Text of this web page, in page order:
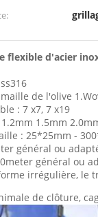
flexible d'acier
de l'olive
: 7 x7, 7 x19
1.5mm
: 25*25mm -
général ou
général ou
irrégulière, le
de clôture,